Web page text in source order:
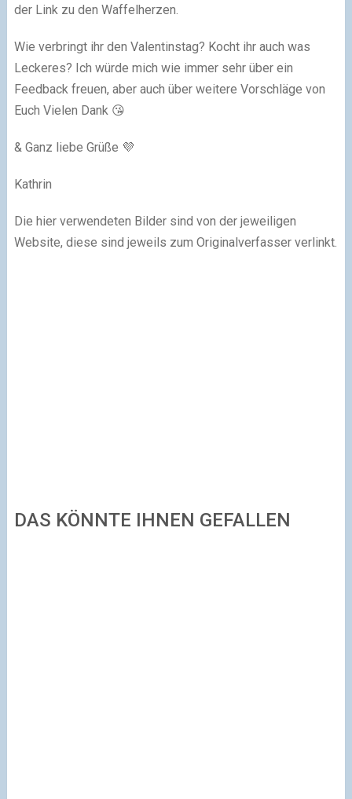
der Link zu den Waffelherzen.
Wie verbringt ihr den Valentinstag? Kocht ihr auch was
Leckeres? Ich würde mich wie immer sehr über ein
Feedback freuen, aber auch über weitere Vorschläge von
Euch Vielen Dank 😘
& Ganz liebe Grüße 💜
Kathrin
Die hier verwendeten Bilder sind von der jeweiligen
Website, diese sind jeweils zum Originalverfasser verlinkt.
DAS KÖNNTE IHNEN GEFALLEN